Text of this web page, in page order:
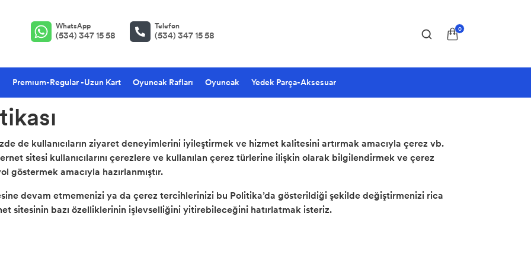
WhatsApp
(534) 347 15 58
Telefon
(534) 347 15 58
0
Premıum-Regular -Uzun Kart Oyuncak Rafları Oyuncak Yedek Parça-Aksesuar
de kullanıcıların ziyaret deneyimlerini iyileştirmek ve hizmet kalitesini artırmak amacıyla çerez vb.
sitesi kullanıcılarını çerezlere ve kullanılan çerez türlerine ilişkin olarak bilgilendirmek ve çerez
amacıyla hazırlanmıştır.
devam etmemenizi ya da çerez tercihlerinizi bu Politika’da gösterildiği şekilde değiştirmenizi rica
sitesinin bazı özelliklerinin işlevselliğini yitirebileceğini hatırlatmak isteriz.